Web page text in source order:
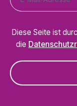
Diese Seite ist
die